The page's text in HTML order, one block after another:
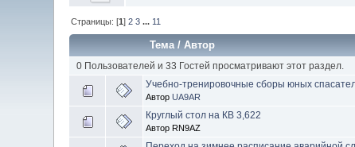
Страницы: [1]2 3 ... 11
Тема/Автор
0 Пользователей и 33 Гостей просматривают этот раздел.
Учебно-тренировочные сборы юных
АвторUA9AR
Круглый стол на КВ 3,622
Автор RN9AZ